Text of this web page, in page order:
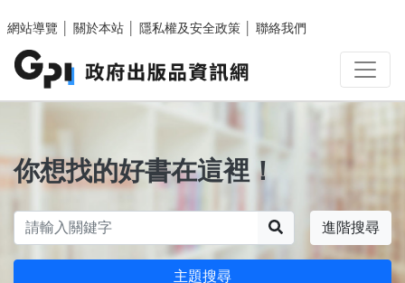
網站導覽
關於本站 隱私權及安全政策 聯絡我們
你想找的好書在這裡！
進階搜尋
主題搜尋